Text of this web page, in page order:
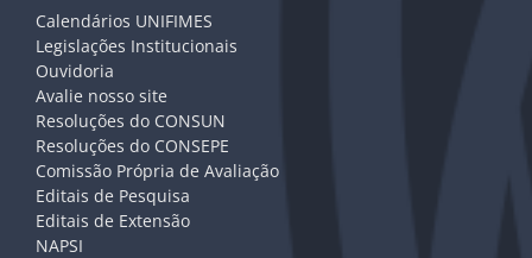
Calendários UNIFIMES
Legislações Institucionais
Ouvidoria
Avalie nosso site
Resoluções do CONSUN
Resoluções do CONSEPE
Comissão Própria de Avaliação
Editais de Pesquisa
Editais de Extensão
NAPSI